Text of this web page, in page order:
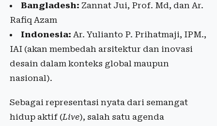
Bangladesh: Zannat Jui, Prof. Md, dan Ar.
Rafiq Azam
Indonesia: Ar. Yulianto P. Prihatmaji, IPM.,
IAI (akan membedah arsitektur dan inovasi
desain dalam konteks global maupun
nasional).
Sebagai representasi nyata dari semangat
hidup aktif (Live), salah satu agenda